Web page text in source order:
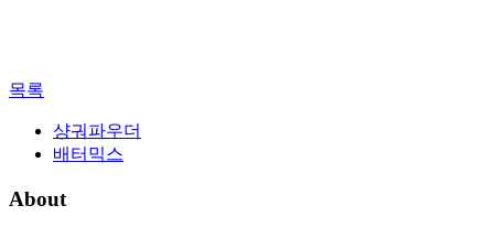
목록
샹궈파우더
배터믹스
About